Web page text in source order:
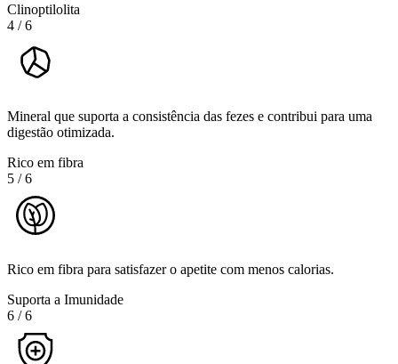
Clinoptilolita
4 /6
Mineral que suporta a consistência das fezes e contribui para uma
digestão otimizada.
Rico em fibra
5 /6
Rico em fibra para satisfazer o apetite com menos calorias.
Suporta a Imunidade
6 /6